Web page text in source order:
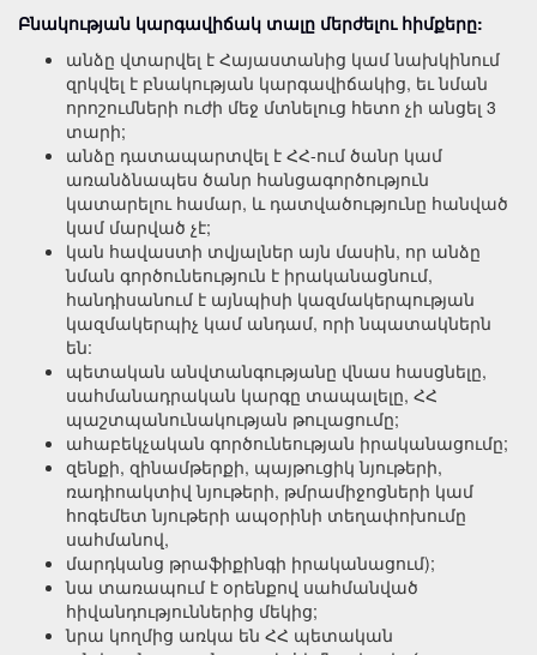
Բնակության կարգավիճակ տալը մերժելու հիմքերը:
անձը վտարվել է Հայաստանից կամ նախկինում
զրկվել է բնակության կարգավիճակից, եւ նման
որոշումների ուժի մեջ մտնելուց հետո չի անցել 3
տարի;
անձը դատապարտվել է ՀՀ-ում ծանր կամ
առանձնապես ծանր հանցագործություն
կատարելու համար, և դատվածությունը հանված
կամ մարված չէ;
կան հավաստի տվյալներ այն մասին, որ անձը
նման գործունեություն է իրականացնում,
հանդիսանում է այնպիսի կազմակերպության
կազմակերպիչ կամ անդամ, որի նպատակներն
են:
պետական անվտանգությանը վնաս հասցնելը,
սահմանադրական կարգը տապալելը, ՀՀ
պաշտպանունակության թուլացումը;
ահաբեկչական գործունեության իրականացումը;
զենքի, զինամթերքի, պայթուցիկ նյութերի,
ռադիոակտիվ նյութերի, թմրամիջոցների կամ
հոգեմետ նյութերի ապօրինի տեղափոխումը
սահմանով,
մարդկանց թրաֆիքինգի իրականացում);
նա տառապում է օրենքով սահմանված
հիվանդություններից մեկից;
նրա կողմից առկա են ՀՀ պետական